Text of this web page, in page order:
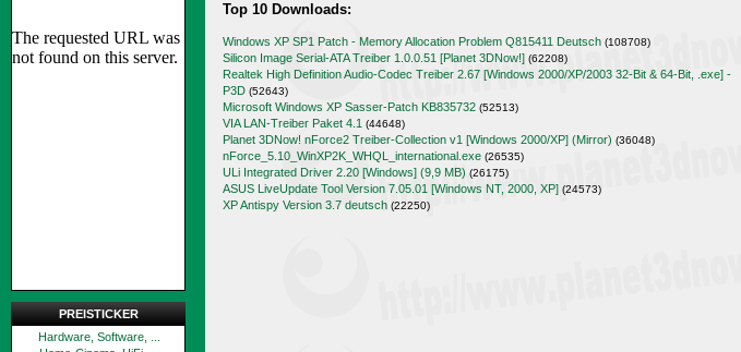
PREISTICKER
Hardware, Software, ...
Top 10 Downloads:
Windows XP SP1 Patch - Memory Allocation Problem Q815411 Deutsch (108708)
Silicon Image Serial-ATA Treiber 1.0.0.51 [Planet 3DNow!] (62208)
Realtek High Definition Audio-Codec Treiber 2.67 [Windows 2000/XP/2003 32-Bit & 64-Bit, .exe] -
P3D (52643)
Microsoft Windows XP Sasser-Patch KB835732 (52513)
VIA LAN-Treiber Paket 4.1 (44648)
Planet 3DNow! nForce2 Treiber-Collection v1 [Windows 2000/XP] (Mirror) (36048)
nForce_5.10_WinXP2K_WHQL_international.exe (26535)
ULi Integrated Driver 2.20 [Windows] (9,9 MB) (26175)
ASUS LiveUpdate Tool Version 7.05.01 [Windows NT, 2000, XP] (24573)
XP Antispy Version 3.7 deutsch (22250)